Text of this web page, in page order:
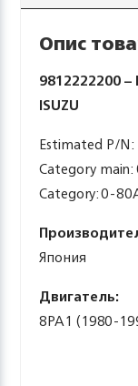
Опис
9812222200 –
ISUZU
Estimated P/
Category main:
Category: 0-
Япония
Двигатель:
8PA1 (1980-